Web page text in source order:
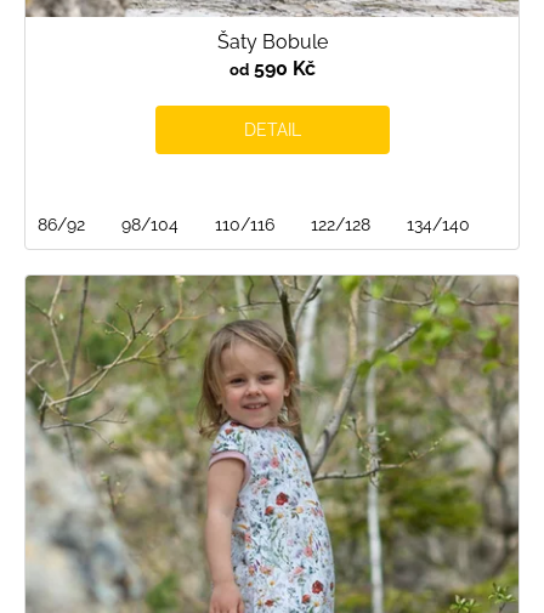
Šaty Bobule
od590 Kč
DETAIL
86/92 98/104 110/116 122/128 134/140